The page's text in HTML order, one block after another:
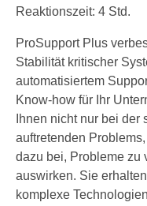
Reaktionszeit: 4 Std.
ProSupport Plus
Stabilität kritischer
automatisiertem
Know-how für Ihr
Ihnen nicht nur bei
auftretenden
dazu bei, Probleme zu
auswirken. Sie
komplexe